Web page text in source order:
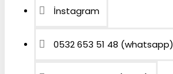
İnstagram
0532 653 51 48 (whatsapp)